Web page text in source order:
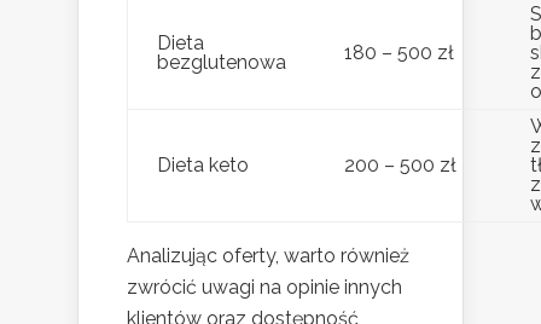
Dieta
bezglutenowa
180 – 500 zł
Dieta keto 200 – 500 zł
Analizując oferty, warto również
zwrócić uwagi na opinie innych
klientów oraz dostępność